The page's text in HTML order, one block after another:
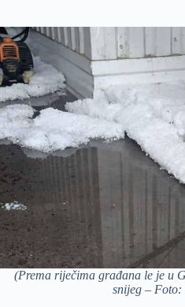
(Prema riječima građana le je u
snijeg –